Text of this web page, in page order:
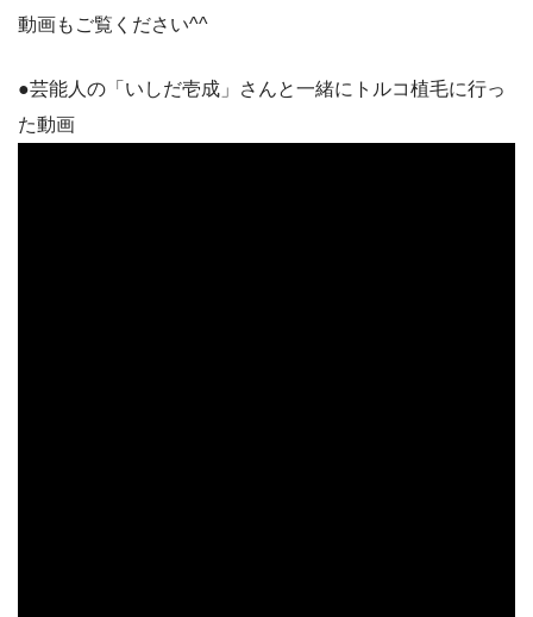
動画もご覧ください^^
●芸能人の「いしだ壱成」さんと一緒にトルコ植毛に行っ
た動画